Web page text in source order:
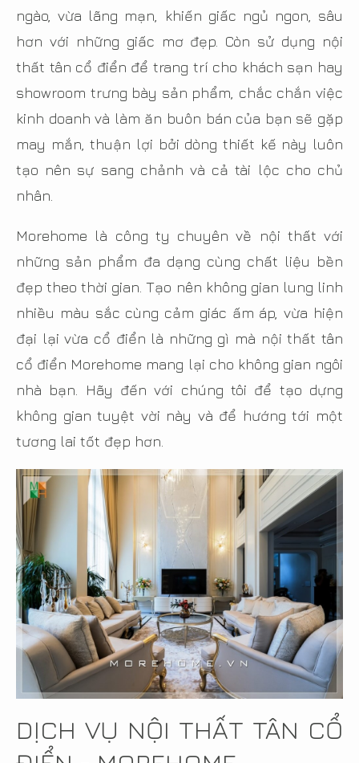
ngào, vừa lãng mạn, khiến giấc ngủ ngon, sâu
hơn với những giấc mơ đẹp. Còn sử dụng nội
thất tân cổ điển để trang trí cho khách sạn hay
showroom trưng bày sản phẩm, chắc chắn việc
kinh doanh và làm ăn buôn bán của bạn sẽ gặp
may mắn, thuận lợi bởi dòng thiết kế này luôn
tạo nên sự sang chảnh và cả tài lộc cho chủ
nhân.
Morehome là công ty chuyên về nội thất với
những sản phẩm đa dạng cùng chất liệu bền
đẹp theo thời gian. Tạo nên không gian lung linh
nhiều màu sắc cùng cảm giác ấm áp, vừa hiện
đại lại vừa cổ điển là những gì mà nội thất tân
cổ điển Morehome mang lại cho không gian ngôi
nhà bạn. Hãy đến với chúng tôi để tạo dựng
không gian tuyệt vời này và để hướng tới một
tương lai tốt đẹp hơn.
DỊCH VỤ NỘI THẤT TÂN CỔ